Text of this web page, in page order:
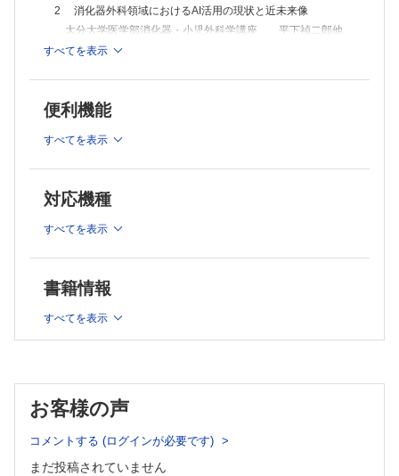
2 消化器外科領域におけるAI活用の現状と近未来像
大分大学医学部消化器・小児外科学講座 平下禎二郎他
3 内視鏡検査におけるAIの利活用
大阪大学大学院医学系研究科外科学講座消化器外科学 浜
5 解剖構造を術中リアルタイムに認識するAI技術とその活用
6 AIによる手術の工程認識と自動技能評価
將他
7 上部消化管領域におけるロボット支援手術とAI ─現在地と
藤田医科大学総合消化器外科 田 中 毅他
8 高精度放射線治療におけるAIの利活用と未来
東京大学大学院医学系研究科衛生学教室 越智三枝子他
10 医療事務・補助業務へのAI活用─電子カルテへの入力業務
の負荷軽減を中心に
東京医療保健大学医療保健学部医療情報学科 瀬戸 僚馬
すべてを表示
便利機能
すべてを表示
対応機種
すべてを表示
書籍情報
すべてを表示
お客様の声
コメントする (ログインが必要です)
まだ投稿されていません